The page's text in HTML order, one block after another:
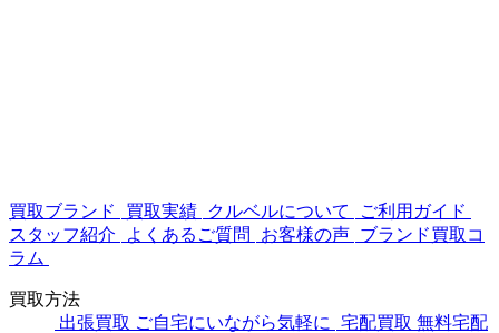
買取ブランド 買取実績 クルベルについて
ご利用ガイド
スタッフ紹介
よくあるご質問 お客様の声 ブランド買取コ
ラム
買取方法
出張買取 ご自宅にいながら気軽に 宅配買取 無料宅配